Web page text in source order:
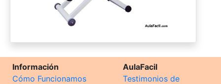
Información
Cómo Funcionamos
AulaFacil
Testimonios de